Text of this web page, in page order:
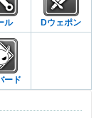
ル Dウェポン
ード